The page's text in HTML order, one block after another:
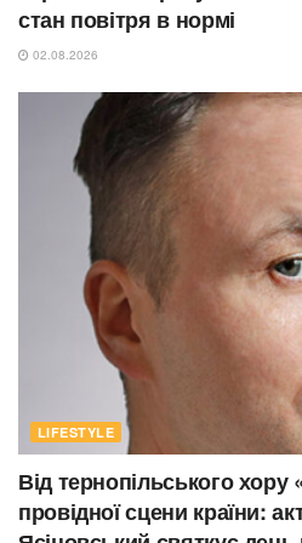
стан повітря в нормі
02.08.2026
LIFESTYLE
Від тернопільського хору
провідної сцени країни: